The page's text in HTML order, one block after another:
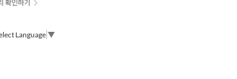
Language ▼